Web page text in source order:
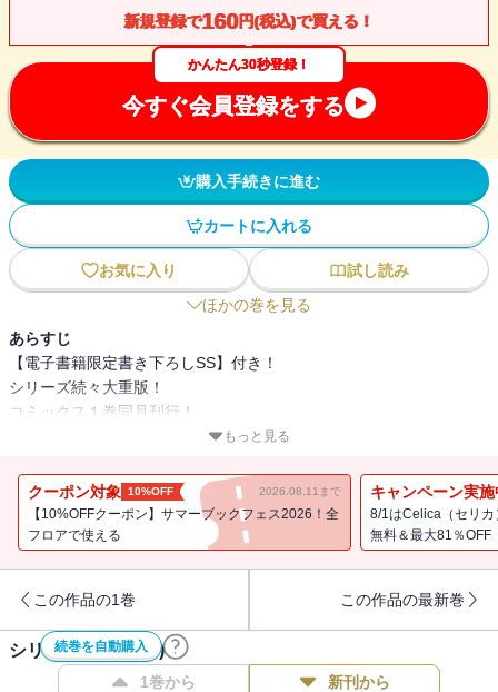
新規登録で160円(税込)で買える！
かんたん30秒登録！
今すぐ会員登録をする
購入手続きに進む
カートに入れる
お気に入り
試し読み
ほかの巻を見る
あらすじ
【電子書籍限定書き下ろしSS】付き！
シリーズ続々大重版！
コミックス１巻同月刊行！
無垢な王女と腹黒アサシンの年の差・偏愛ファンタジー第４弾！
書き下ろし番外編＋コミカライズ第３話試し読みを特別収録！
【あらすじ】
とうとう乙女ゲームの舞台だった学院での生活が、始まった。お兄
もっと見る
クーポン対象 10%OFF 2026.08.11まで
【10%OFFクーポン】サマーブックフェス2026！全
フロアで使える
キャンペーン実施
8/1はCelica（セリ
無料＆最大81％OFF
この作品の1巻 この作品の最新巻
続巻を自動購入
シリーズ作品(11件)
1巻から 新刊から